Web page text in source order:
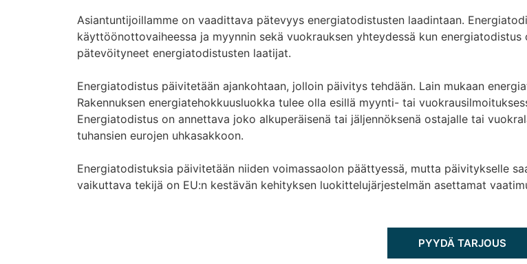
Asiantuntijoillamme on vaadittava pätevyys energiatodistusten laadintaan.
käyttöönottovaiheessa ja myynnin sekä vuokrauksen yhteydessä kun
pätevöityneet energiatodistusten laatijat.
Energiatodistus päivitetään ajankohtaan, jolloin päivitys tehdään. Lain mukaan
Rakennuksen energiatehokkuusluokka tulee olla esillä myynti- tai
Energiatodistus on annettava joko alkuperäisenä tai jäljennöksenä ostajalle tai
tuhansien eurojen uhkasakkoon.
Energiatodistuksia päivitetään niiden voimassaolon päättyessä, mutta päivitykselle
vaikuttava tekijä on EU:n kestävän kehityksen luokittelujärjestelmän asettamat
PYYDÄ TARJOUS